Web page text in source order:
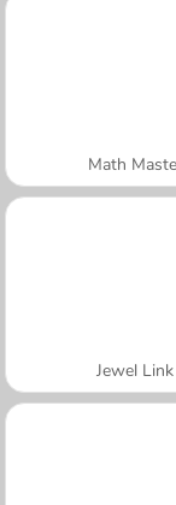
Math
Jewel Link